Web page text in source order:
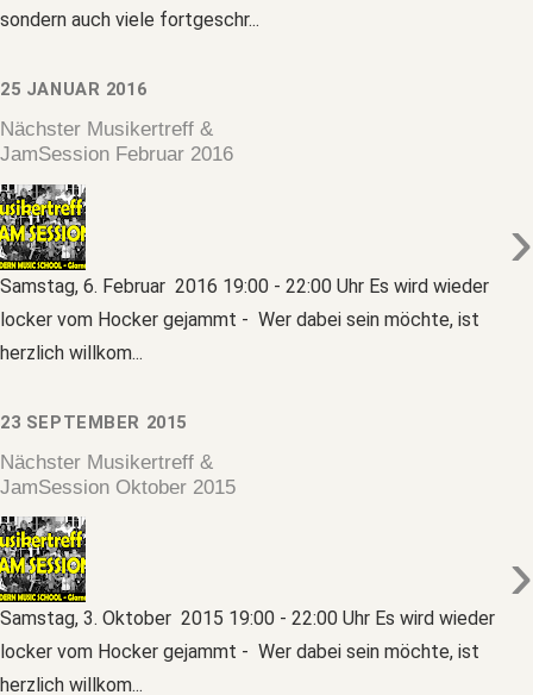
sondern auch viele fortgeschr...
25 JANUAR 2016
Nächster Musikertreff &
JamSession Februar 2016
›
Samstag, 6. Februar 2016 19:00 - 22:00 Uhr Es wird wieder
locker vom Hocker gejammt - Wer dabei sein möchte, ist
herzlich willkom...
23 SEPTEMBER 2015
Nächster Musikertreff &
JamSession Oktober 2015
›
Samstag, 3. Oktober 2015 19:00 - 22:00 Uhr Es wird wieder
locker vom Hocker gejammt - Wer dabei sein möchte, ist
herzlich willkom...